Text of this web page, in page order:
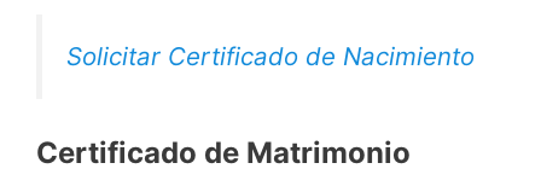
Solicitar Certificado de Nacimiento
Certificado de Matrimonio